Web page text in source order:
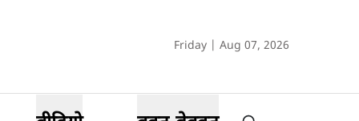
Friday | Aug 07, 2026